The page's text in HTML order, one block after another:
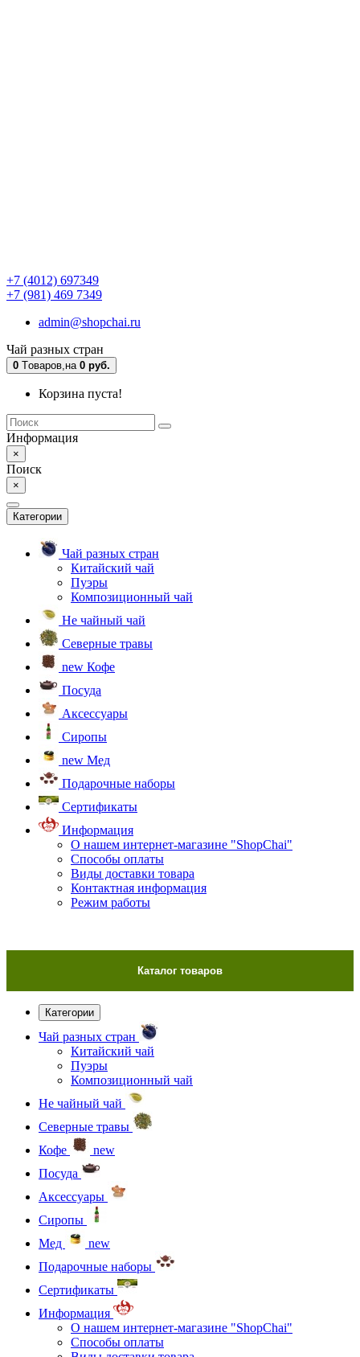
+7 (4012) 697349
+7 (981) 469 7349
admin@shopchai.ru
Чай разных стран
0 Tоваров,на 0 руб.
Корзина пуста!
Информация
×
Поиск
×
Категории
Чай разных стран
Китайский чай
Пуэры
Композиционный чай
Не чайный чай
Северные травы
new Кофе
Посуда
Аксессуары
Сиропы
new Мед
Подарочные наборы
Сертификаты
Информация
О нашем интернет-магазине "ShopChai"
Способы оплаты
Виды доставки товара
Контактная информация
Режим работы
Каталог товаров
Категории
Чай разных стран
Китайский чай
Пуэры
Композиционный чай
Не чайный чай
Северные травы
Кофе
new
Посуда
Аксессуары
Сиропы
Мед
new
Подарочные наборы
Сертификаты
Информация
О нашем интернет-магазине "ShopChai"
Способы оплаты